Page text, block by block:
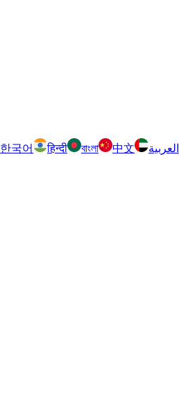
한국어 हिन्दी বাংলা 中文 العربية